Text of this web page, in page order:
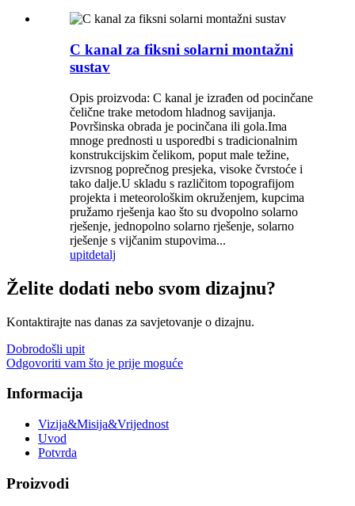
C kanal za fiksni solarni montažni
sustav
Opis proizvoda: C kanal je izrađen od pocinčane
čelične trake metodom hladnog savijanja.
Površinska obrada je pocinčana ili gola.Ima
mnoge prednosti u usporedbi s tradicionalnim
konstrukcijskim čelikom, poput male težine,
izvrsnog poprečnog presjeka, visoke čvrstoće i
tako dalje.U skladu s različitom topografijom
projekta i meteorološkim okruženjem, kupcima
pružamo rješenja kao što su dvopolno solarno
rješenje, jednopolno solarno rješenje, solarno
rješenje s vijčanim stupovima...
upitdetalj
Želite dodati nebo svom dizajnu?
Kontaktirajte nas danas za savjetovanje o dizajnu.
Dobrodošli upit
Odgovoriti vam što je prije moguće
Informacija
Vizija&Misija&Vrijednost
Uvod
Potvrda
Proizvodi